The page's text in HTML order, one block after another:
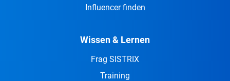
Influencer finden
Wissen & Lernen
Frag SISTRIX
Training